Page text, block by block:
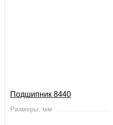
Подшипник 8440
Размеры, мм